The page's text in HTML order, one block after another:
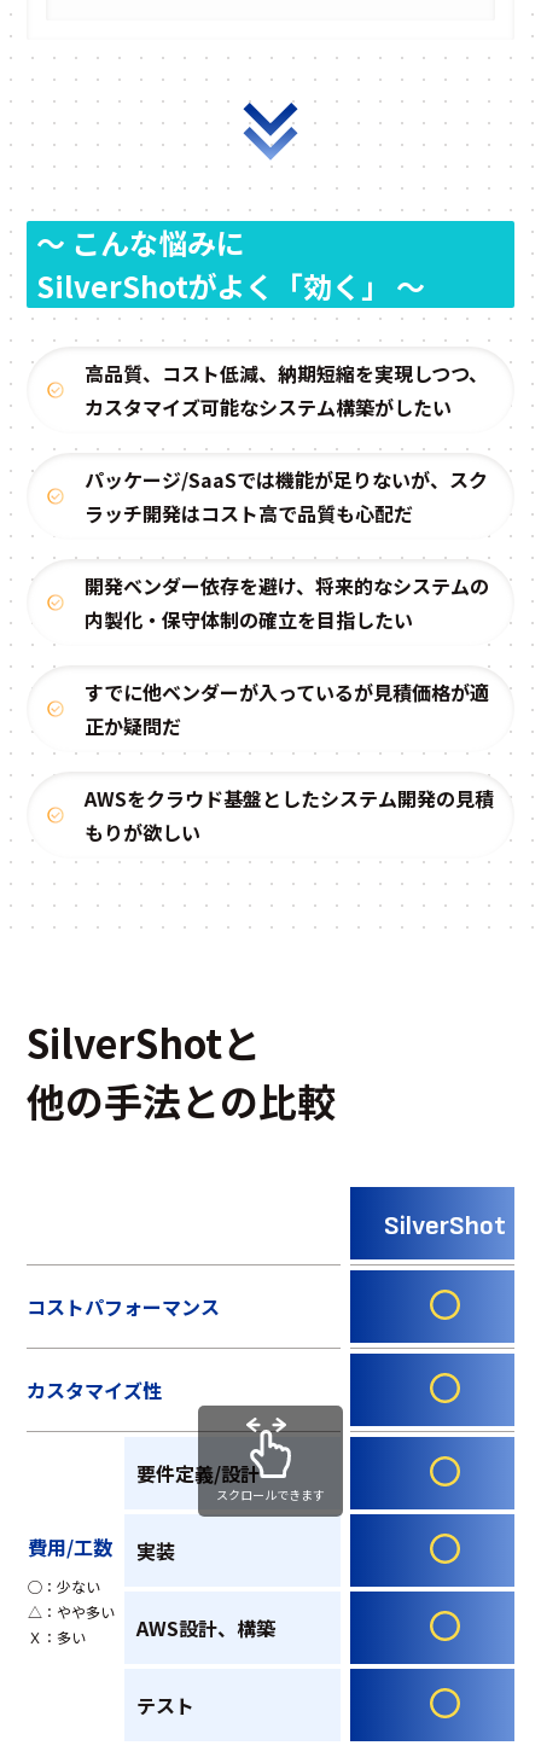
〜 こんな悩みに
SilverShotがよく「効く」 〜
高品質、コスト低減、納期短縮を実現しつつ、
カスタマイズ可能なシステム構築がしたい
パッケージ/SaaSでは機能が足りないが、スク
ラッチ開発はコスト高で品質も心配だ
開発ベンダー依存を避け、将来的なシステムの
内製化・保守体制の確立を目指したい
すでに他ベンダーが入っているが見積価格が適
正か疑問だ
AWSをクラウド基盤としたシステム開発の見積
もりが欲しい
SilverShotと
他の手法との比較
コストパフォーマンス
カスタマイズ性
費用/工数
◯：少ない
△：やや多い
Ｘ：多い
要件定義/設計
実装
AWS設計、構築
テスト
SilverShot
スクロールできます